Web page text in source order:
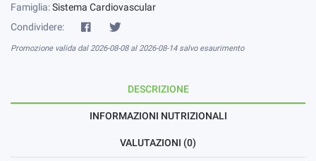
Famiglia:Sistema Cardiovascular
Condividere:
Promozione valida dal 2026-08-08 al 2026-08-14 salvo esaurimento
DESCRIZIONE
INFORMAZIONI NUTRIZIONALI
VALUTAZIONI (0)